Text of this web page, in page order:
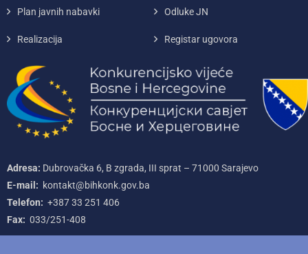
Plan javnih nabavki Odluke JN
Realizacija Registar ugovora
Adresa: Dubrovačka 6, B zgrada, III sprat – 71000‌ Sarajevo
E-mail: kontakt@bihkonk.gov.ba
Telefon: +387‌ 33‌ 251‌ 406
Fax: 033/251-408